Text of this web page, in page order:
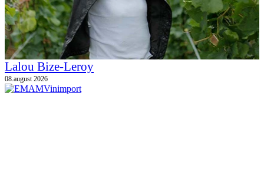
Lalou Bize-Leroy
08.august 2026